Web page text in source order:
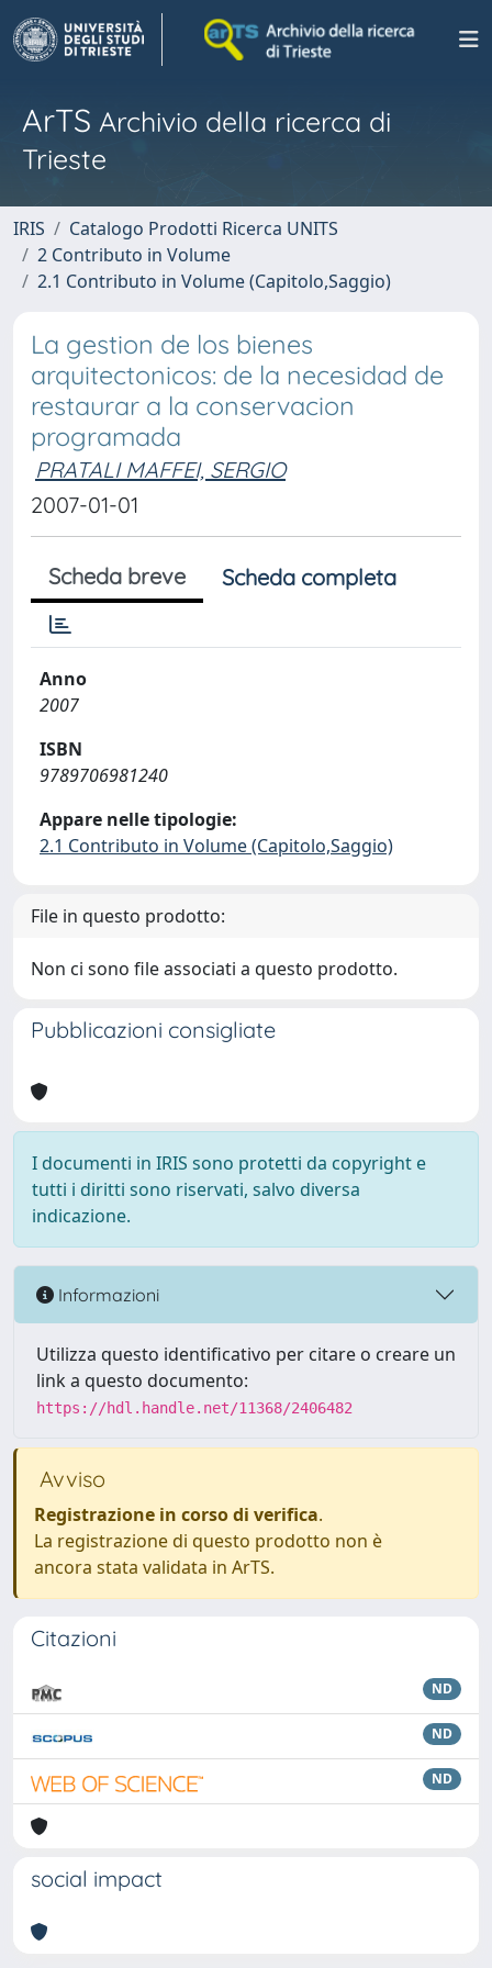
ArTS Archivio della ricerca di
Trieste
IRIS
Catalogo Prodotti Ricerca UNITS
2 Contributo in Volume
2.1 Contributo in Volume (Capitolo,Saggio)
La gestion de los bienes
arquitectonicos: de la necesidad de
restaurar a la conservacion
programada
PRATALI MAFFEI, SERGIO
2007-01-01
Scheda breve Scheda completa
Anno
2007
ISBN
9789706981240
Appare nelle tipologie:
2.1 Contributo in Volume (Capitolo,Saggio)
File in questo prodotto:
Non ci sono file associati a questo prodotto.
Pubblicazioni consigliate
I documenti in IRIS sono protetti da copyright e
tutti i diritti sono riservati, salvo diversa
indicazione.
Informazioni
Utilizza questo identificativo per citare o creare un
link a questo documento:
https://hdl.handle.net/11368/2406482
Avviso
Registrazione in corso di verifica.
La registrazione di questo prodotto non è
ancora stata validata in ArTS.
Citazioni
ND
ND
ND
social impact